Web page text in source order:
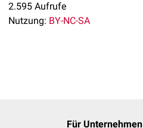
2.595 Aufrufe
Nutzung: BY-NC-SA
Für Unternehmen